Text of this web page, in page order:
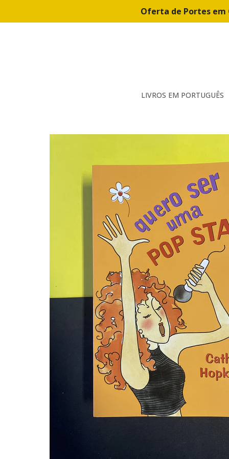
Oferta de Portes
LIVROS EM PORTUGUÊS